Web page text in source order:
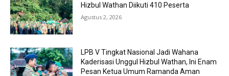
Hizbul Wathan Diikuti 410 Peserta
Agustus 2, 2026
LPB V Tingkat Nasional Jadi Wahana
Kaderisasi Unggul Hizbul Wathan, Ini Enam
Pesan Ketua Umum Ramanda Aman